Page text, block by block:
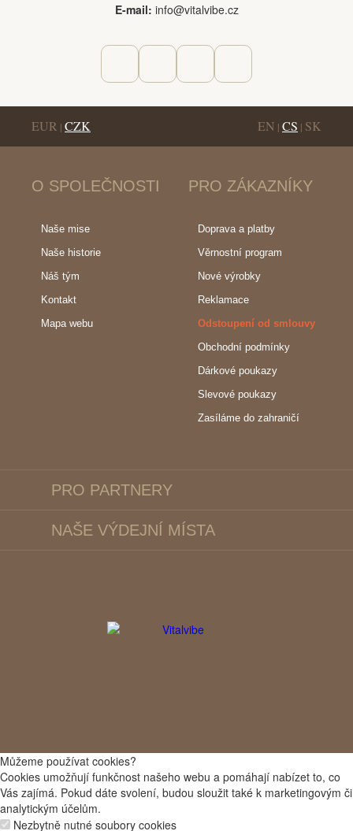
E-mail: info@vitalvibe.cz
EUR | CZK EN | CS | SK
O SPOLEČNOSTI
Naše mise
Naše historie
Náš tým
Kontakt
Mapa webu
PRO ZÁKAZNÍKY
Doprava a platby
Věrnostní program
Nové výrobky
Reklamace
Odstoupení od smlouvy
Obchodní podmínky
Dárkové poukazy
Slevové poukazy
Zasíláme do zahraničí
PRO PARTNERY
NAŠE VÝDEJNÍ MÍSTA
Můžeme používat cookies?
Cookies umožňují funkčnost našeho webu a pomáhají nabízet to, co
Vás zajímá. Pokud dáte svolení, budou sloužit také k marketingovým či
analytickým účelům.
Nezbytně nutné soubory cookies